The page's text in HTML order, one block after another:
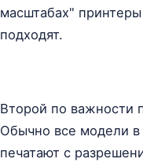
масштабах"
подходят.
Второй по важности
Обычно все модели в
печатают с